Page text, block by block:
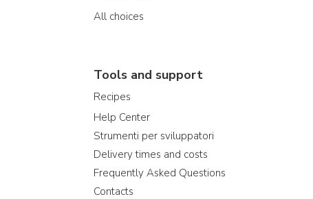
All choices
Tools and support
Recipes
Help Center
Strumenti per sviluppatori
Delivery times and costs
Frequently Asked Questions
Contacts